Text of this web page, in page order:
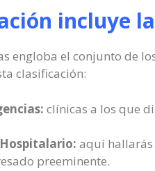
incluye
engloba el conjunto de
clasificación:
clínicas a los que
aquí
preeminente.